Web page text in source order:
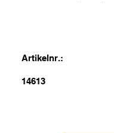
Artikelnr.:
14613